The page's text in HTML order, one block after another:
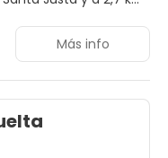
recreativas a
minuto libre.
wifi gratis y
además servicio de
en la zona
Más info